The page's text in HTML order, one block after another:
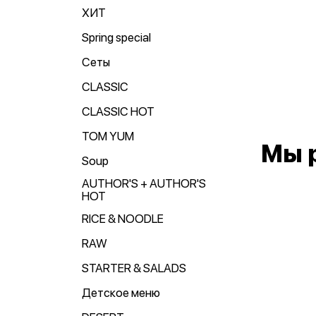
ХИТ
Spring special
Сеты
CLASSIC
CLASSIC HOT
TOM YUM
Soup
AUTHOR'S + AUTHOR'S
HOT
RICE & NOODLE
RAW
STARTER & SALADS
Детское меню
Мы